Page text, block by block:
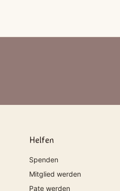
Helfen
Spenden
Mitglied werden
Pate werden